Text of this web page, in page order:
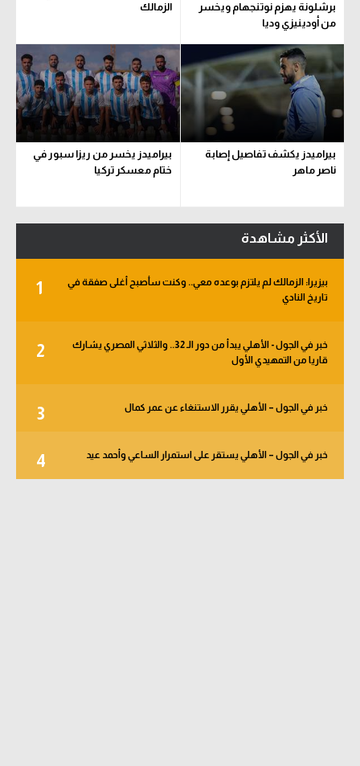
برشلونة يهزم نوتنجهام ويخسر
من أودينيزي وديا
الزمالك
بيراميدز يكشف تفاصيل إصابة
ناصر ماهر
بيراميدز يخسر من ريزا سبور في
ختام معسكر تركيا
الأكثر مشاهدة
1
بيزيرا: الزمالك لم يلتزم بوعده معي.. وكنت سأصبح أغلى صفقة في
تاريخ النادي
2
خبر في الجول - الأهلي يبدأ من دور الـ 32.. والثلاثي المصري يشارك
قاريا من التمهيدي الأول
3 خبر في الجول – الأهلي يقرر الاستنغاء عن عمر كمال
4 خبر في الجول – الأهلي يستقر على استمرار الساعي وأحمد عيد